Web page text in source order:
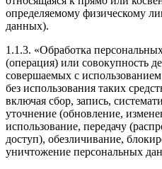
определяемому физическому
данных).
1.1.3. «Обработка
(операция) или совокупность
совершаемых с
без использования таких
включая сбор, запись,
уточнение (обновление,
использование, передачу
доступ), обезличивание,
уничтожение персональных